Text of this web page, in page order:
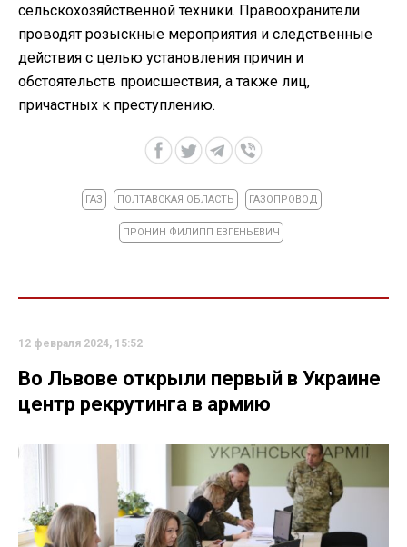
сельскохозяйственной техники. Правоохранители
проводят розыскные мероприятия и следственные
действия с целью установления причин и
обстоятельств происшествия, а также лиц,
причастных к преступлению.
ГАЗ ПОЛТАВСКАЯ ОБЛАСТЬ ГАЗОПРОВОД
ПРОНИН ФИЛИПП ЕВГЕНЬЕВИЧ
12 февраля 2024, 15:52
Во Львове открыли первый в Украине
центр рекрутинга в армию